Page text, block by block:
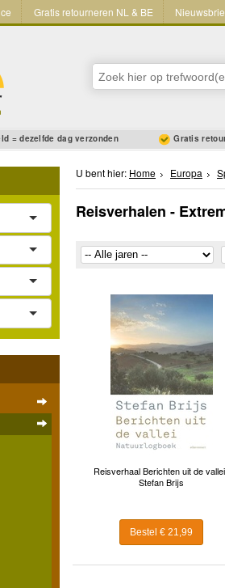
Gratis retourneren NL & BE
= dezelfde dag verzonden Gratis
U bent hier: Home Europa
Reisverhalen -
Reisverhaal Berichten uit de
Stefan Brijs
Bestel € 21,99